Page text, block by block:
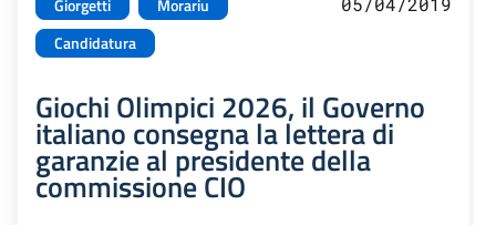
Giorgetti
Morariu
Candidatura
Giochi Olimpici 2026, il Governo
italiano consegna la lettera di
garanzie al presidente della
commissione CIO